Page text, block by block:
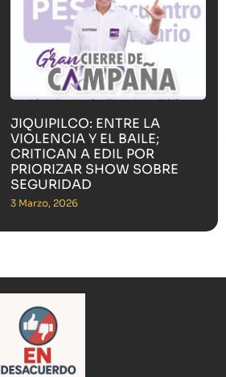
JIQUIPILCO: ENTRE LA
VIOLENCIA Y EL BAILE;
CRITICAN A EDIL POR
PRIORIZAR SHOW SOBRE
SEGURIDAD
3 Marzo, 2026